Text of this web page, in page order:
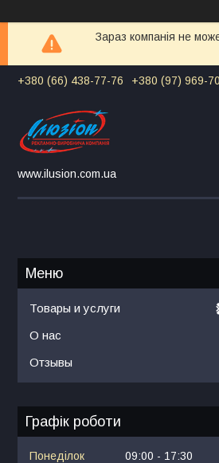
Зараз компанія не
+380 (66) 438-77-76 +380 (97) 969-
www.ilusion.com.ua
Товары и услуги
О нас
Отзывы
Графік роботи
Понеділок 09:00
17:30